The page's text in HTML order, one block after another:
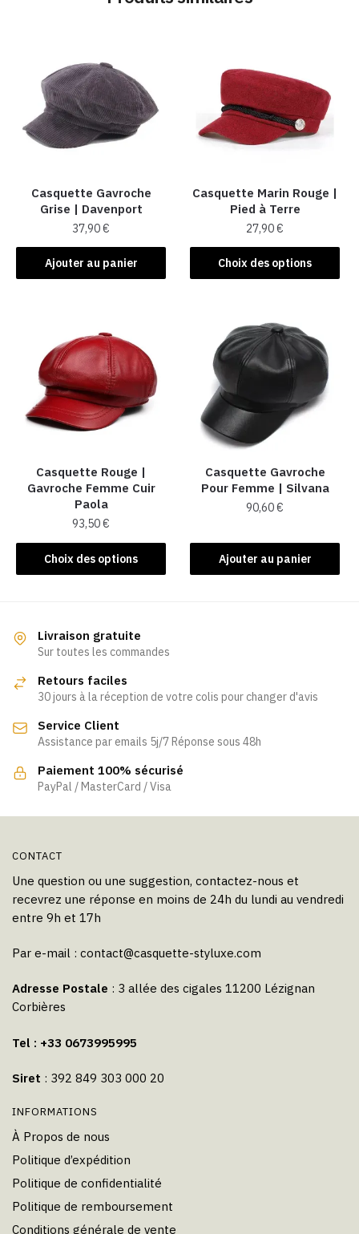
Casquette Gavroche
Grise | Davenport
37,90€
Ajouter au panier
Casquette Marin Rouge |
Pied à Terre
27,90€
Choix des options
Ce
produit
variations.
options
peuvent
choisies
la
page
du
Casquette Rouge |
Gavroche Femme Cuir
Paola
93,50€
Choix des options
Ce
produit
variations.
Les
peuvent
choisies
sur
la
page
Casquette Gavroche
Pour Femme​ | Silvana
90,60€
Ajouter au panier
Livraison gratuite
Sur toutes les commandes
Retours faciles
30 jours à la réception de votre colis pour changer d'avis
Service Client
Assistance par emails 5j/7 Réponse sous 48h
Paiement 100% sécurisé
PayPal / MasterCard / Visa
CONTACT
Une question ou une suggestion, contactez-nous et
recevrez une réponse en moins de 24h du lundi au vendredi
entre 9h et 17h
Par e-mail : contact@casquette-styluxe.com
Adresse Postale : 3 allée des cigales 11200 Lézignan
Corbières
Tel : +33 0673995995
Siret : 392 849 303 000 20
INFORMATIONS
À Propos de nous
Politique d’expédition
Politique de confidentialité
Politique de remboursement
Conditions générale de vente